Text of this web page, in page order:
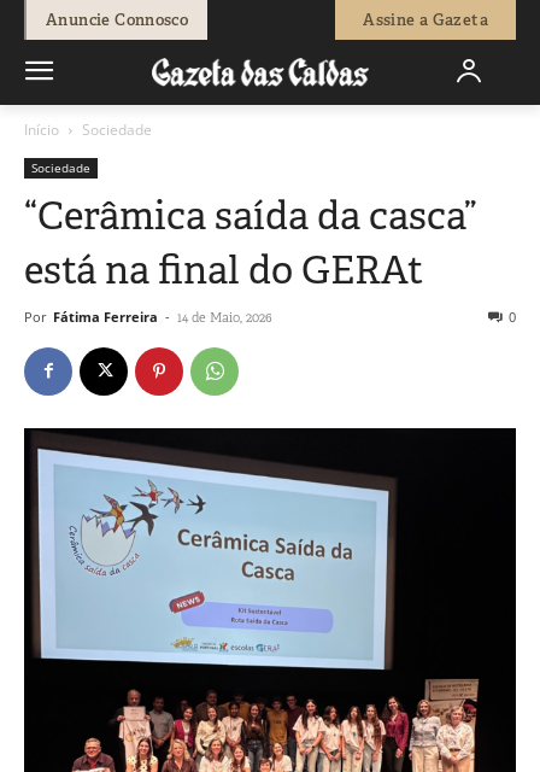
Anuncie Connosco Assine a Gazeta
Início Sociedade
Sociedade
“Cerâmica saída da casca”
está na final do GERAt
Por Fátima Ferreira - 14 de Maio, 2026 0